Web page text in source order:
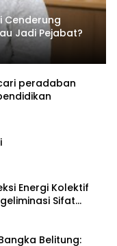
Cenderung
Jadi Pejabat?
peradaban
Energi Kolektif
Sifat
Belitung: